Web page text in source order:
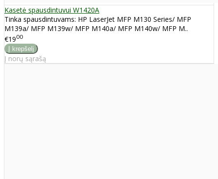
Kasetė spausdintuvui W1420A
Tinka spausdintuvams: HP LaserJet MFP M130 Series/ MFP
M139a/ MFP M139w/ MFP M140a/ MFP M140w/ MFP M..
€1900
Į norų sąrašą